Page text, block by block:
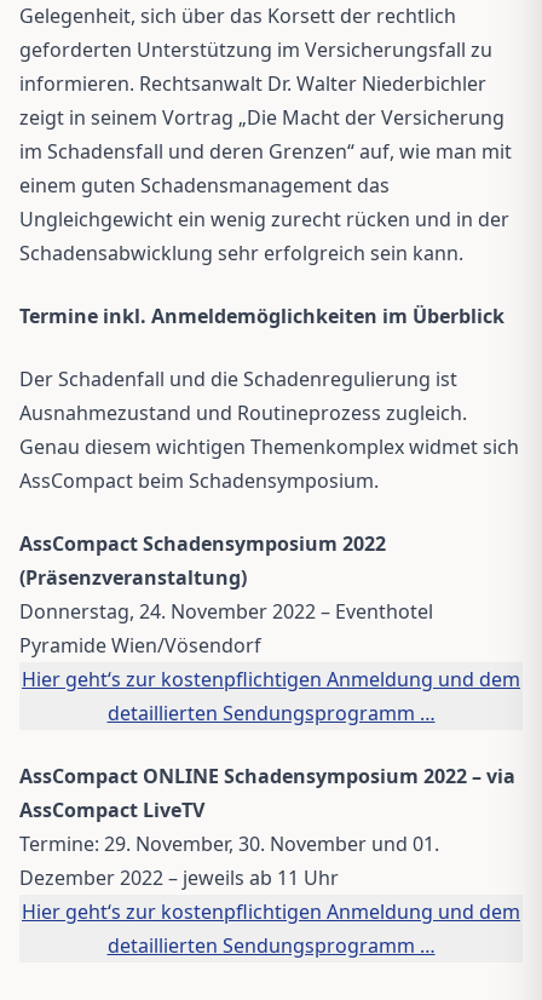
Gelegenheit, sich über das Korsett der rechtlich
geforderten Unterstützung im Versicherungsfall zu
informieren. Rechtsanwalt Dr. Walter Niederbichler
zeigt in seinem Vortrag „Die Macht der Versicherung
im Schadensfall und deren Grenzen“ auf, wie man mit
einem guten Schadensmanagement das
Ungleichgewicht ein wenig zurecht rücken und in der
Schadensabwicklung sehr erfolgreich sein kann.
Termine inkl. Anmeldemöglichkeiten im Überblick
Der Schadenfall und die Schadenregulierung ist
Ausnahmezustand und Routineprozess zugleich.
Genau diesem wichtigen Themenkomplex widmet sich
AssCompact beim Schadensymposium.
AssCompact Schadensymposium 2022
(Präsenzveranstaltung)
Donnerstag, 24. November 2022 – Eventhotel
Pyramide Wien/Vösendorf
Hier geht‘s zur kostenpflichtigen Anmeldung und dem
detaillierten Sendungsprogramm …
AssCompact ONLINE Schadensymposium 2022 – via
AssCompact LiveTV
Termine: 29. November, 30. November und 01.
Dezember 2022 – jeweils ab 11 Uhr
Hier geht‘s zur kostenpflichtigen Anmeldung und dem
detaillierten Sendungsprogramm …